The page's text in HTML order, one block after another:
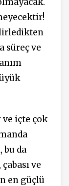
süreç ve
ve içte çok
bu da
ve
en güçlü